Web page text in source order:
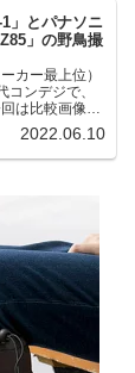
1」とパナソニ
」の野鳥撮
カー最上位）
ンデジで、
は比較画像を
ているのです
使い始めたと
2022.06.10